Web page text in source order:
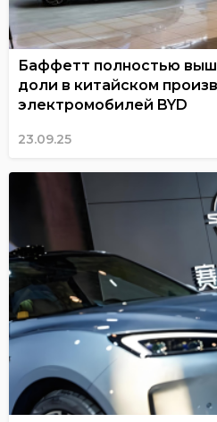
Баффетт полностью
доли в китайском
электромобилей BYD
23.09.25